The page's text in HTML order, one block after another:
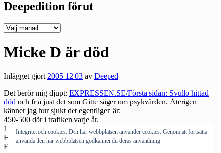
Deepedition förut
Deepedition
Micke D är död
Inlägget gjort2005 12 03 av Deeped
Det berör mig djupt: EXPRESSEN.SE/Första sidan: Svullo hittad
död och fr a just det som Gitte säger om psykvården. Återigen
känner jag hur sjukt det egentligen är:
450-500 dör i trafiken varje år.
1500 tar livet av sig per år.
Hur mycket diskuteras om trafiksäkerhet gentemot psykvården?
Fy fan.
Integritet och cookies: Den här webbplatsen använder cookies. Genom att fortsätta
använda den här webbplatsen godkänner du deras användning.